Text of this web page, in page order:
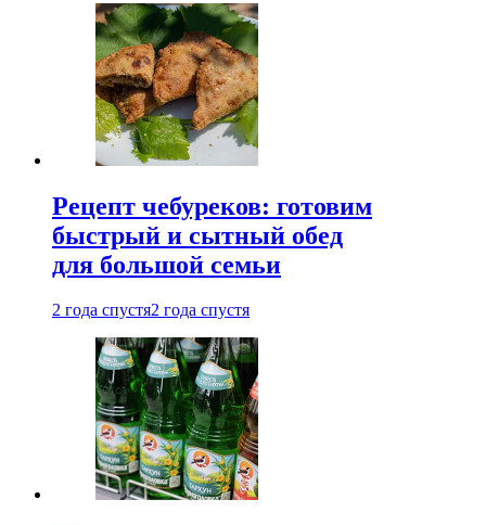
Рецепт чебуреков: готовим
быстрый и сытный обед
для большой семьи
2 года спустя2 года спустя